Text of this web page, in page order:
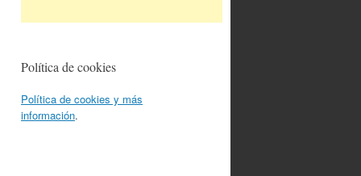
Política de cookies
Política de cookies y más
información.